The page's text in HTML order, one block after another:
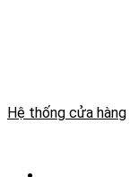
Hệ thống cửa hàng